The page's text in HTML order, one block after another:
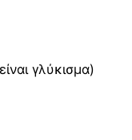
γλύκισμα)